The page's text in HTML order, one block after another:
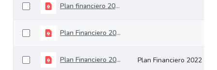
Plan financiero 2023
Plan Financiero 2024
Plan Financiero 2022 Plan Financiero 2022